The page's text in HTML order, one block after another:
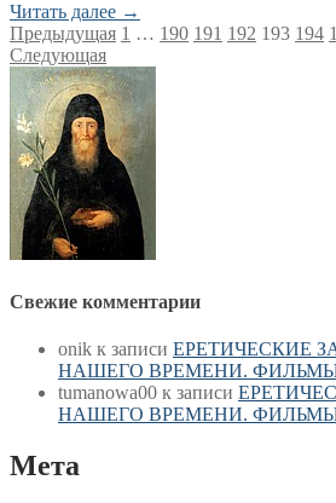
Читать далее →
Пагинация
записей
Предыдущая 1 … 190 191 192 193 194
Следующая
Свежие комментарии
onik к записи ЕРЕТИЧЕСКИЕ
НАШЕГО ВРЕМЕНИ.
tumanowa00 к записи
НАШЕГО ВРЕМЕНИ.
Мета